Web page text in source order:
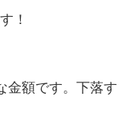
！
金額です。下落す